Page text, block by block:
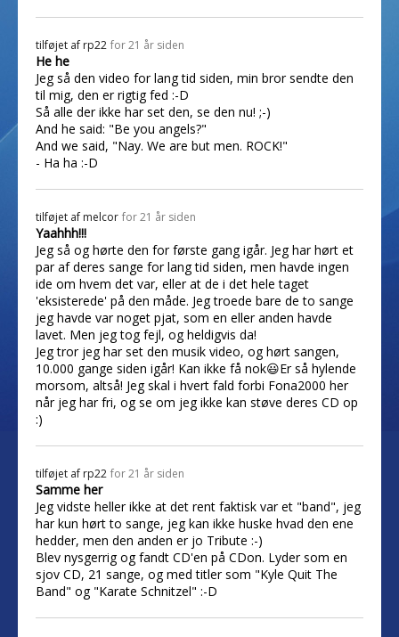
tilføjet af rp22 for 21 år siden
He he
Jeg så den video for lang tid siden, min bror sendte den
til mig, den er rigtig fed :-D
Så alle der ikke har set den, se den nu! ;-)
And he said: "Be you angels?"
And we said, "Nay. We are but men. ROCK!"
- Ha ha :-D
tilføjet af melcor for 21 år siden
Yaahhh!!!
Jeg så og hørte den for første gang igår. Jeg har hørt et
par af deres sange for lang tid siden, men havde ingen
ide om hvem det var, eller at de i det hele taget
'eksisterede' på den måde. Jeg troede bare de to sange
jeg havde var noget pjat, som en eller anden havde
lavet. Men jeg tog fejl, og heldigvis da!
Jeg tror jeg har set den musik video, og hørt sangen,
10.000 gange siden igår! Kan ikke få nok😃Er så hylende
morsom, altså! Jeg skal i hvert fald forbi Fona2000 her
når jeg har fri, og se om jeg ikke kan støve deres CD op
:)
tilføjet af rp22 for 21 år siden
Samme her
Jeg vidste heller ikke at det rent faktisk var et "band", jeg
har kun hørt to sange, jeg kan ikke huske hvad den ene
hedder, men den anden er jo Tribute :-)
Blev nysgerrig og fandt CD'en på CDon. Lyder som en
sjov CD, 21 sange, og med titler som "Kyle Quit The
Band" og "Karate Schnitzel" :-D